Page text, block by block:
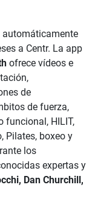
automáticamente
a Centr. La app
ofrece vídeos e
de
de fuerza,
funcional, HILIT,
Pilates, boxeo y
los
expertas y
Dan Churchill,